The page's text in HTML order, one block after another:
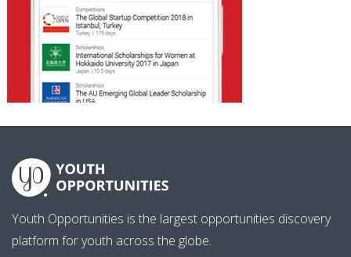
Youth Opportunities is the largest opportunities discovery
platform for youth across the globe.